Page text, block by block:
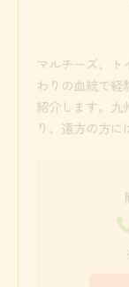
マルチーズ、ト
わりの血統で
紹介します。九
り、遠方の方に